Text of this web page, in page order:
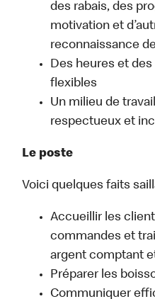
des rabais, des
motivation et
reconnaissance
Des heures et
flexibles
Un milieu de
respectueux et
Le poste
Voici quelques faits
Accueillir les
commandes et
argent comptant
Préparer les
Communiquer